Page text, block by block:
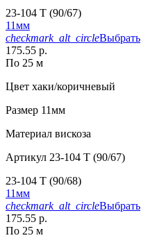
23-104 T (90/67)
11мм
checkmark_alt_circleВыбрать
175.55 р.
По 25 м
Цвет хаки/коричневый
Размер 11мм
Материал вискоза
Артикул 23-104 T (90/67)
23-104 T (90/68)
11мм
checkmark_alt_circleВыбрать
175.55 р.
По 25 м